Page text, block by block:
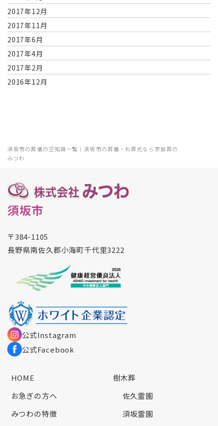
須坂市の葬儀の豆知識一覧｜須坂市の葬儀・お葬式なら家族葬の
みつわ
2017年12月
2017年11月
2017年6月
2017年4月
2017年2月
2016年12月
須坂市
〒384-1105
長野県南佐久郡小海町千代里3222
公式Instagram
公式Facebook
HOME
お急ぎの方へ
みつわの特徴
樹木葬
佐久霊園
須坂霊園